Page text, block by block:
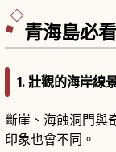
青海島必
1. 壯觀的海岸線
斷崖、海蝕洞門與
印象也會不同。